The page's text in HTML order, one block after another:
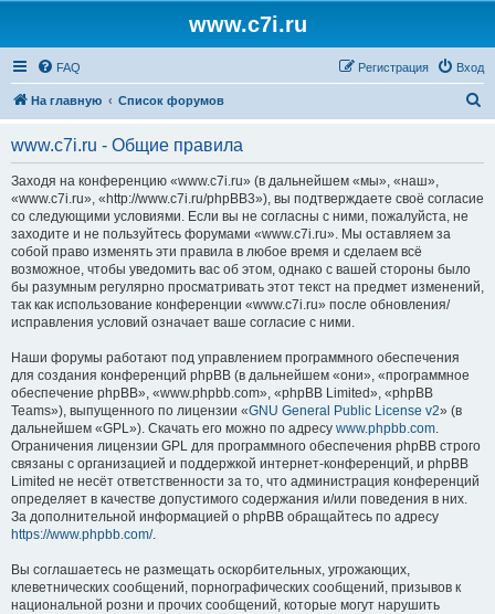
www.c7i.ru
FAQ Вход
Регистрация
На главную Список форумов
www.c7i.ru - Общие правила
Заходя на конференцию «www.c7i.ru» (в дальнейшем «мы», «наш»,
«www.c7i.ru», «http://www.c7i.ru/phpBB3»), вы подтверждаете своё согласие
со следующими условиями. Если вы не согласны с ними, пожалуйста, не
заходите и не пользуйтесь форумами «www.c7i.ru». Мы оставляем за
собой право изменять эти правила в любое время и сделаем всё
возможное, чтобы уведомить вас об этом, однако с вашей стороны было
бы разумным регулярно просматривать этот текст на предмет изменений,
так как использование конференции «www.c7i.ru» после обновления/
исправления условий означает ваше согласие с ними.
Наши форумы работают под управлением программного обеспечения
для создания конференций phpBB (в дальнейшем «они», «программное
обеспечение phpBB», «www.phpbb.com», «phpBB Limited», «phpBB
Teams»), выпущенного по лицензии «GNU General Public License v2» (в
дальнейшем «GPL»). Скачать его можно по адресу www.phpbb.com.
Ограничения лицензии GPL для программного обеспечения phpBB строго
связаны с организацией и поддержкой интернет-конференций, и phpBB
Limited не несёт ответственности за то, что администрация конференций
определяет в качестве допустимого содержания и/или поведения в них.
За дополнительной информацией о phpBB обращайтесь по адресу
https://www.phpbb.com/.
Вы соглашаетесь не размещать оскорбительных, угрожающих,
клеветнических сообщений, порнографических сообщений, призывов к
национальной розни и прочих сообщений, которые могут нарушить